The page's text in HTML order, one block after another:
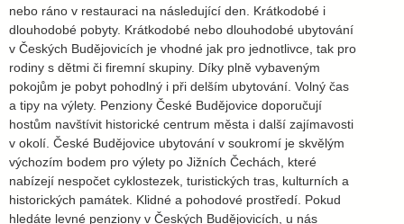
nebo ráno v restauraci na následující den. Krátkodobé i
dlouhodobé pobyty. Krátkodobé nebo dlouhodobé ubytování
v Českých Budějovicích je vhodné jak pro jednotlivce, tak pro
rodiny s dětmi či firemní skupiny. Díky plně vybaveným
pokojům je pobyt pohodlný i při delším ubytování. Volný čas
a tipy na výlety. Penziony České Budějovice doporučují
hostům navštívit historické centrum města i další zajímavosti
v okolí. České Budějovice ubytování v soukromí je skvělým
výchozím bodem pro výlety po Jižních Čechách, které
nabízejí nespočet cyklostezek, turistických tras, kulturních a
historických památek. Klidné a pohodové prostředí. Pokud
hledáte levné penziony v Českých Budějovicích, u nás